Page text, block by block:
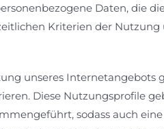
Daten, die
Kriterien der Nutzung
unseres Internetangebots
Diese Nutzungsprofile
sodass auch eine